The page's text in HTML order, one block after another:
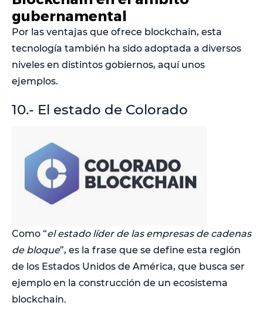
gubernamental
Por las ventajas que ofrece blockchain, esta
tecnología también ha sido adoptada a diversos
niveles en distintos gobiernos, aquí unos
ejemplos.
10.- El estado de Colorado
Como “el estado líder de las empresas de cadenas
de bloque”, es la frase que se define esta región
de los Estados Unidos de América, que busca ser
ejemplo en la construcción de un ecosistema
blockchain.